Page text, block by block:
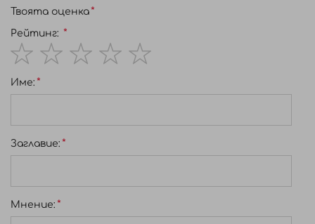
Твоята оценка
Рейтинг:
star
stars
stars
stars
stars
Име:
Заглавиe:
Мнение: